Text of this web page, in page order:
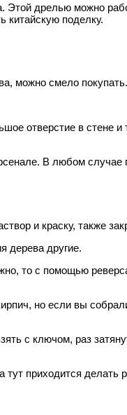
Этой дрелью можно
китайскую поделку.
можно смело покупать.
отверстие в стене и
В любом случае
и краску, также
дерева другие.
то с помощью
но если вы
с ключом, раз
приходится делать